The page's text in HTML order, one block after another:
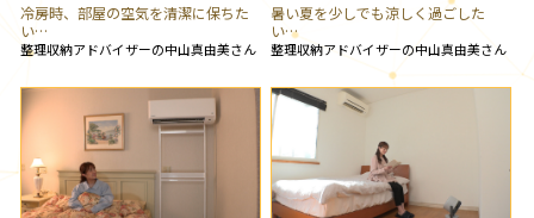
冷房時、部屋の空気を清潔に保ちた
い…
整理収納アドバイザーの中山真由美さん
暑い夏を少しでも涼しく過ごした
い…
整理収納アドバイザーの中山真由美さん